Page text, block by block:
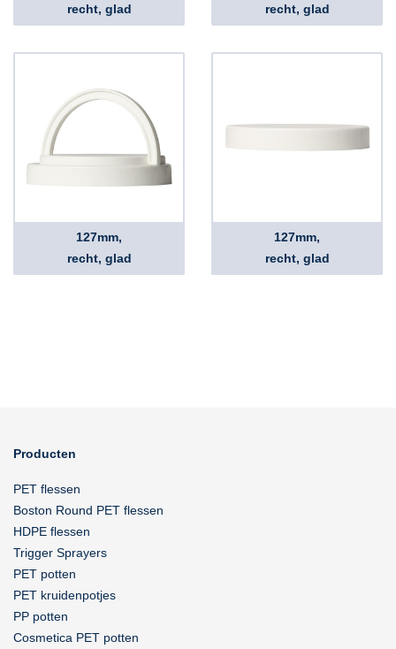
recht, glad
recht, glad
127mm,
recht, glad
127mm,
recht, glad
Producten
PET flessen
Boston Round PET flessen
HDPE flessen
Trigger Sprayers
PET potten
PET kruidenpotjes
PP potten
Cosmetica PET potten